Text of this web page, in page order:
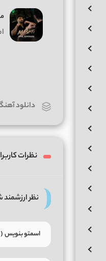
دانلود
نظرات
نظر